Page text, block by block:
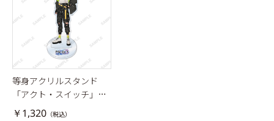
等身アクリルスタンド
「アクト・スイッチ」レ
ノックス
￥1,320 （税込）